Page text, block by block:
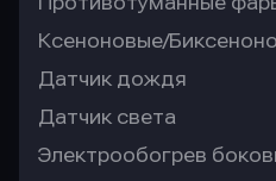
Ксеноновые/
Датчик дождя
Датчик света
Электрообогрев